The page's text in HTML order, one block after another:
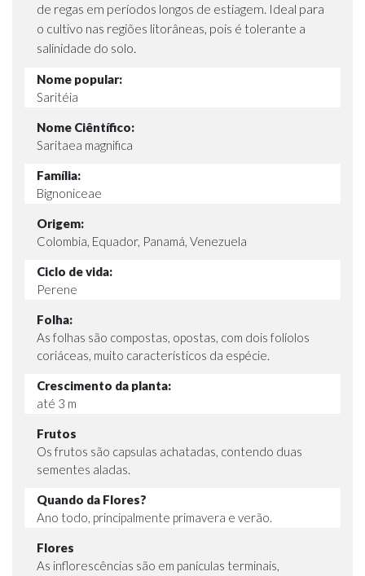
de regas em períodos longos de estiagem. Ideal para
o cultivo nas regiões litorâneas, pois é tolerante a
salinidade do solo.
Nome popular:
Saritéia
Nome Ciêntífico:
Saritaea magnifica
Família:
Bignoniceae
Origem:
Colombia, Equador, Panamá, Venezuela
Ciclo de vida:
Perene
Folha:
As folhas são compostas, opostas, com dois folíolos
coriáceas, muito característicos da espécie.
Crescimento da planta:
até 3 m
Frutos
Os frutos são capsulas achatadas, contendo duas
sementes aladas.
Quando da Flores?
Ano todo, principalmente primavera e verão.
Flores
As inflorescências são em panículas terminais,